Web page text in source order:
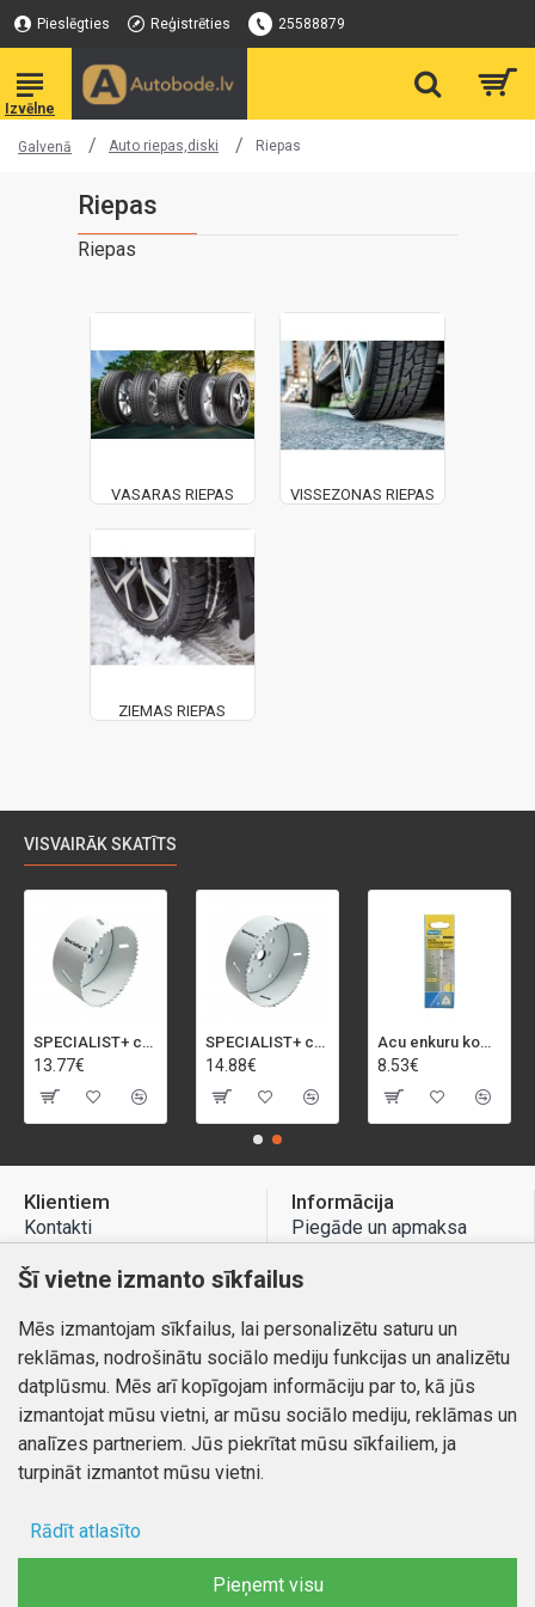
Pieslēgties Reģistrēties 25588879
Galvenā Auto riepas,diski Riepas
Riepas
Riepas
VASARAS RIEPAS VISSEZONAS RIEPAS
ZIEMAS RIEPAS
VISVAIRĀK SKATĪTS
SPECIALIST+ caurumu zāģis BI-METAL, 92 mm
13.77€
SPECIALIST+ caurumu zāģis BI-METAL, 98 mm
14.88€
Acu enkuru komplekts, 3-13 mm, Rapid, 12 gab.
8.53€
Klientiem
Kontakti
Preču atgriešana
Mans profils
Pasūtījumi
Informācija
Piegāde un apmaksa
Atteikuma tiesības
Kontakti
aizsargātas
Šī vietne izmanto sīkfailus
Mēs izmantojam sīkfailus, lai personalizētu saturu un
reklāmas, nodrošinātu sociālo mediju funkcijas un analizētu
datplūsmu. Mēs arī kopīgojam informāciju par to, kā jūs
izmantojat mūsu vietni, ar mūsu sociālo mediju, reklāmas un
analīzes partneriem. Jūs piekrītat mūsu sīkfailiem, ja
turpināt izmantot mūsu vietni.
Rādīt atlasīto
Pieņemt visu